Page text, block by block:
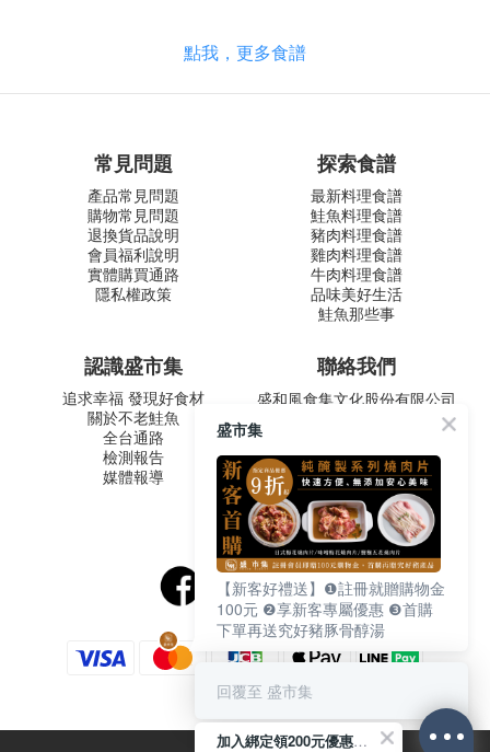
點我，更多食譜
常見問題
產品常見問題
購物常見問題
退換貨品說明
會員福利說明
實體購買通路
隱私權政策
探索食譜
最新料理食譜
鮭魚料理食譜
豬肉料理食譜
雞肉料理食譜
牛肉料理食譜
品味美好生活
鮭魚那些事
認識盛市集
追求幸福 發現好食材
關於不老鮭魚
全台通路
檢測報告
媒體報導
聯絡我們
盛和風食集文化股份有限公司
周一至五 9:00-12:30 ∣ 13:30-
17:30
客服專線：02-2795-5800
台北市內湖區南京東路六段
487號9F
盛市集
【新客好禮送】❶註冊就贈購物金
100元 ❷享新客專屬優惠 ❸首購
下單再送究好豬豚骨醇湯
回覆至 盛市集
加入綁定領200元優惠券！